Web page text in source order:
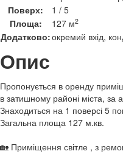
Поверх:
1 / 5
Площа:
127 м2
Додатково:окремий вхід,
Опис
Пропонується в оренду
в затишному районі міста,
Знаходиться на 1 поверсі 5
Загальна площа 127 м.кв.
🏡 Приміщення світле , з